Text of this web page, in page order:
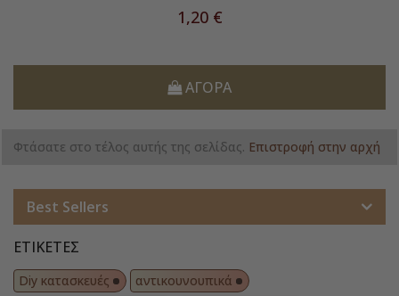
Τιμή
1,20 €
ΑΓΟΡΆ
Φτάσατε στο τέλος αυτής της σελίδας. Επιστροφή στην αρχή
Best Sellers
ΕΤΙΚΈΤΕΣ
Diy κατασκευές
αντικουνουπικά